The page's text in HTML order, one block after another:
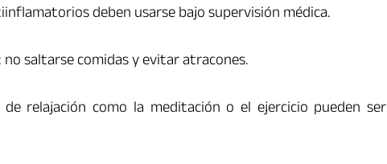
deben usarse bajo supervisión médica.
: no saltarse comidas y evitar atracones.
relajación como la meditación o el ejercicio pueden ser